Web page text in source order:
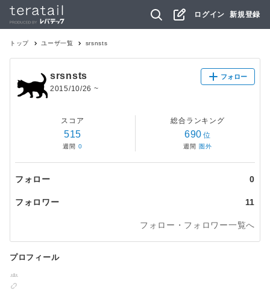
ログイン 新規登録
トップ ユーザ一覧 srsnsts
srsnsts
2015/10/26 ~
フォロー
スコア
515
週間 0
総合ランキング
690 位
週間 圏外
フォロー 0
フォロワー 11
フォロー・フォロワー一覧へ
プロフィール